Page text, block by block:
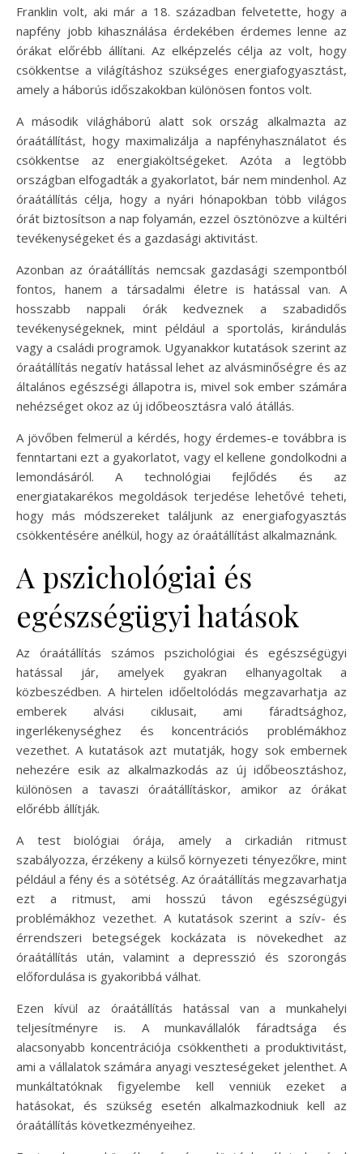
Franklin volt, aki már a 18. században felvetette, hogy a
napfény jobb kihasználása érdekében érdemes lenne az
órákat előrébb állítani. Az elképzelés célja az volt, hogy
csökkentse a világításhoz szükséges energiafogyasztást,
amely a háborús időszakokban különösen fontos volt.
A második világháború alatt sok ország alkalmazta az
óraátállítást, hogy maximalizálja a napfényhasználatot és
csökkentse az energiaköltségeket. Azóta a legtöbb
országban elfogadták a gyakorlatot, bár nem mindenhol. Az
óraátállítás célja, hogy a nyári hónapokban több világos
órát biztosítson a nap folyamán, ezzel ösztönözve a kültéri
tevékenységeket és a gazdasági aktivitást.
Azonban az óraátállítás nemcsak gazdasági szempontból
fontos, hanem a társadalmi életre is hatással van. A
hosszabb nappali órák kedveznek a szabadidős
tevékenységeknek, mint például a sportolás, kirándulás
vagy a családi programok. Ugyanakkor kutatások szerint az
óraátállítás negatív hatással lehet az alvásminőségre és az
általános egészségi állapotra is, mivel sok ember számára
nehézséget okoz az új időbeosztásra való átállás.
A jövőben felmerül a kérdés, hogy érdemes-e továbbra is
fenntartani ezt a gyakorlatot, vagy el kellene gondolkodni a
lemondásáról. A technológiai fejlődés és az
energiatakarékos megoldások terjedése lehetővé teheti,
hogy más módszereket találjunk az energiafogyasztás
csökkentésére anélkül, hogy az óraátállítást alkalmaznánk.
A pszichológiai és
egészségügyi hatások
Az óraátállítás számos pszichológiai és egészségügyi
hatással jár, amelyek gyakran elhanyagoltak a
közbeszédben. A hirtelen időeltolódás megzavarhatja az
emberek alvási ciklusait, ami fáradtsághoz,
ingerlékenységhez és koncentrációs problémákhoz
vezethet. A kutatások azt mutatják, hogy sok embernek
nehezére esik az alkalmazkodás az új időbeosztáshoz,
különösen a tavaszi óraátállításkor, amikor az órákat
előrébb állítják.
A test biológiai órája, amely a cirkadián ritmust
szabályozza, érzékeny a külső környezeti tényezőkre, mint
például a fény és a sötétség. Az óraátállítás megzavarhatja
ezt a ritmust, ami hosszú távon egészségügyi
problémákhoz vezethet. A kutatások szerint a szív- és
érrendszeri betegségek kockázata is növekedhet az
óraátállítás után, valamint a depresszió és szorongás
előfordulása is gyakoribbá válhat.
Ezen kívül az óraátállítás hatással van a munkahelyi
teljesítményre is. A munkavállalók fáradtsága és
alacsonyabb koncentrációja csökkentheti a produktivitást,
ami a vállalatok számára anyagi veszteségeket jelenthet. A
munkáltatóknak figyelembe kell venniük ezeket a
hatásokat, és szükség esetén alkalmazkodniuk kell az
óraátállítás következményeihez.